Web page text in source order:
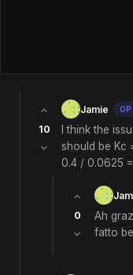
10
Jamie OP
I think the
should be Kc
0.4 / 0.0625
0
Ah
fatto